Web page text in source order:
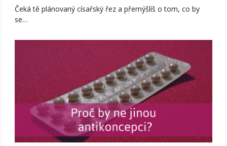
Čeká tě plánovaný císařský řez a přemýšlíš o tom, co by
se…